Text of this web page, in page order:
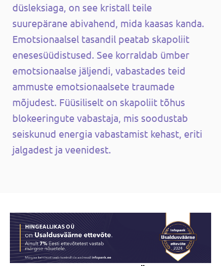
düsleksiaga, on see kristall teile
suurepärane abivahend, mida kaasas kanda.
Emotsionaalsel tasandil peatab skapoliit
enesesüüdistused. See korraldab ümber
emotsionaalse jäljendi, vabastades teid
ammuste emotsionaalsete traumade
mõjudest. Füüsiliselt on skapoliit tõhus
blokeeringute vabastaja, mis soodustab
seiskunud energia vabastamist kehast, eriti
jalgadest ja veenidest.